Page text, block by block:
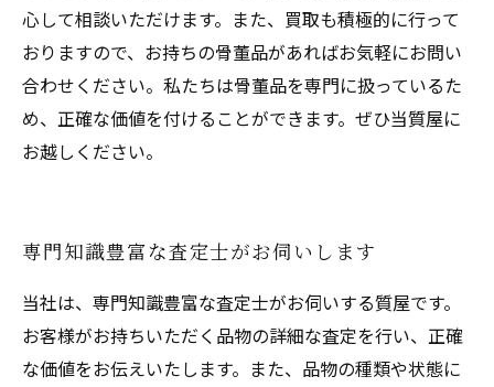
心して相談いただけます。また、買取も積極的に行って
おりますので、お持ちの骨董品があればお気軽にお問い
合わせください。私たちは骨董品を専門に扱っているた
め、正確な価値を付けることができます。ぜひ当質屋に
お越しください。
専門知識豊富な査定士がお伺いします
当社は、専門知識豊富な査定士がお伺いする質屋です。
お客様がお持ちいただく品物の詳細な査定を行い、正確
な価値をお伝えいたします。また、品物の種類や状態に